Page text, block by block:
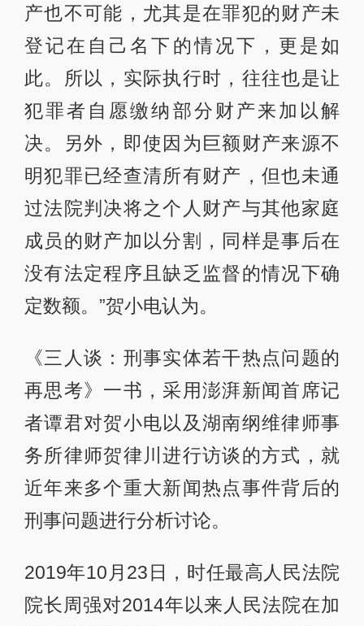
产也不可能，尤其是在罪犯的财产未
登记在自己名下的情况下，更是如
此。所以，实际执行时，往往也是让
犯罪者自愿缴纳部分财产来加以解
决。另外，即使因为巨额财产来源不
明犯罪已经查清所有财产，但也未通
过法院判决将之个人财产与其他家庭
成员的财产加以分割，同样是事后在
没有法定程序且缺乏监督的情况下确
定数额。”贺小电认为。
《三人谈：刑事实体若干热点问题的
再思考》一书，采用澎湃新闻首席记
者谭君对贺小电以及湖南纲维律师事
务所律师贺律川进行访谈的方式，就
近年来多个重大新闻热点事件背后的
刑事问题进行分析讨论。
2019年10月23日，时任最高人民法院
院长周强对2014年以来人民法院在加